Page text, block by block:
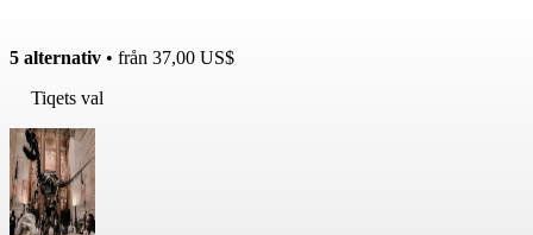
5 alternativ • från 37,00 US$
Tiqets val